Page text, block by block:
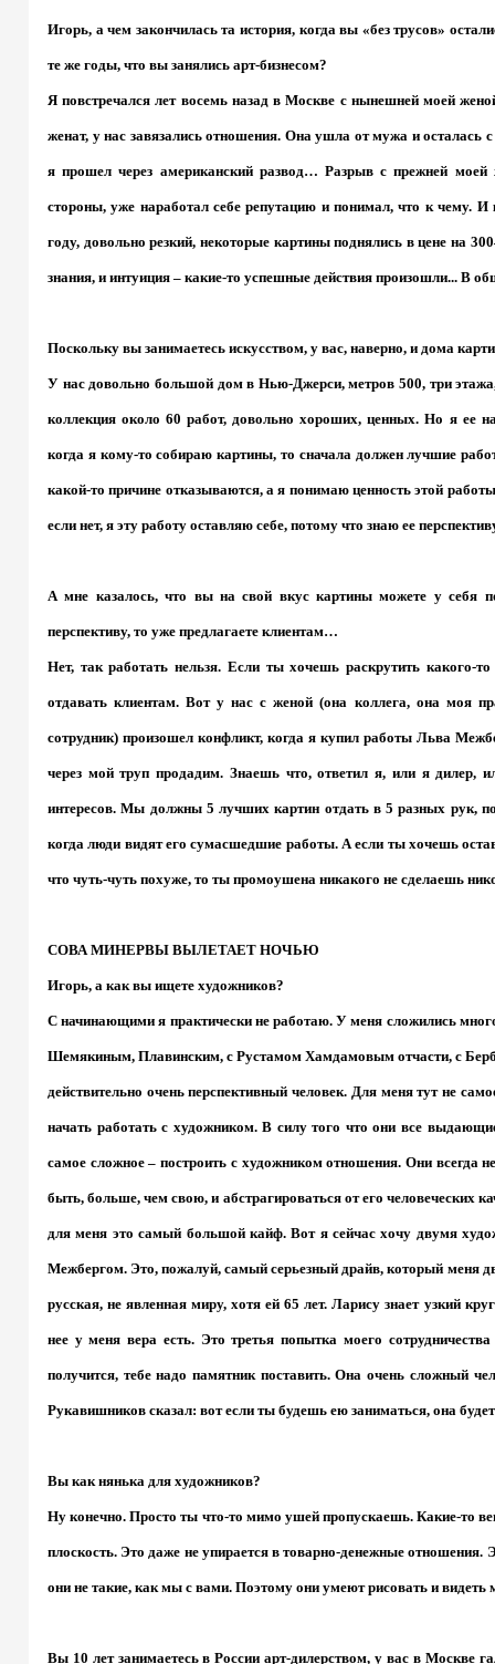
Игорь, а чем закончилась та история, когда вы «без трусов»
те же годы, что вы занялись арт-бизнесом?
Я повстречался лет восемь назад в Москве с нынешней моей
женат, у нас завязались отношения. Она ушла от мужа и осталась
я прошел через американский развод… Разрыв с прежней
стороны, уже наработал себе репутацию и понимал, что к чему. И
году, довольно резкий, некоторые картины поднялись в цене на
знания, и интуиция – какие-то успешные действия произошли... В
Поскольку вы занимаетесь искусством, у вас, наверно, и дома
У нас довольно большой дом в Нью-Джерси, метров 500, три
коллекция около 60 работ, довольно хороших, ценных. Но я ее
когда я кому-то собираю картины, то сначала должен лучшие
какой-то причине отказываются, а я понимаю ценность этой
если нет, я эту работу оставляю себе, потому что знаю ее
А мне казалось, что вы на свой вкус картины можете у себя
перспективу, то уже предлагаете клиентам…
Нет, так работать нельзя. Если ты хочешь раскрутить какого-
отдавать клиентам. Вот у нас с женой (она коллега, она моя
сотрудник) произошел конфликт, когда я купил работы Льва
через мой труп продадим. Знаешь что, ответил я, или я дилер,
интересов. Мы должны 5 лучших картин отдать в 5 разных рук,
когда люди видят его сумасшедшие работы. А если ты хочешь
что чуть-чуть похуже, то ты промоушена никакого не сделаешь
СОВА МИНЕРВЫ ВЫЛЕТАЕТ НОЧЬЮ
Игорь, а как вы ищете художников?
С начинающими я практически не работаю. У меня сложились
Шемякиным, Плавинским, с Рустамом Хамдамовым отчасти, с
действительно очень перспективный человек. Для меня тут не
начать работать с художником. В силу того что они все
самое сложное – построить с художником отношения. Они всегда
быть, больше, чем свою, и абстрагироваться от его человеческих
для меня это самый большой кайф. Вот я сейчас хочу двумя
Межбергом. Это, пожалуй, самый серьезный драйв, который меня
русская, не явленная миру, хотя ей 65 лет. Ларису знает узкий
нее у меня вера есть. Это третья попытка моего
получится, тебе надо памятник поставить. Она очень сложный
Рукавишников сказал: вот если ты будешь ею заниматься, она
Вы как нянька для художников?
Ну конечно. Просто ты что-то мимо ушей пропускаешь. Какие-то
плоскость. Это даже не упирается в товарно-денежные
они не такие, как мы с вами. Поэтому они умеют рисовать и видеть
Вы 10 лет занимаетесь в России арт-дилерством, у вас в Москве